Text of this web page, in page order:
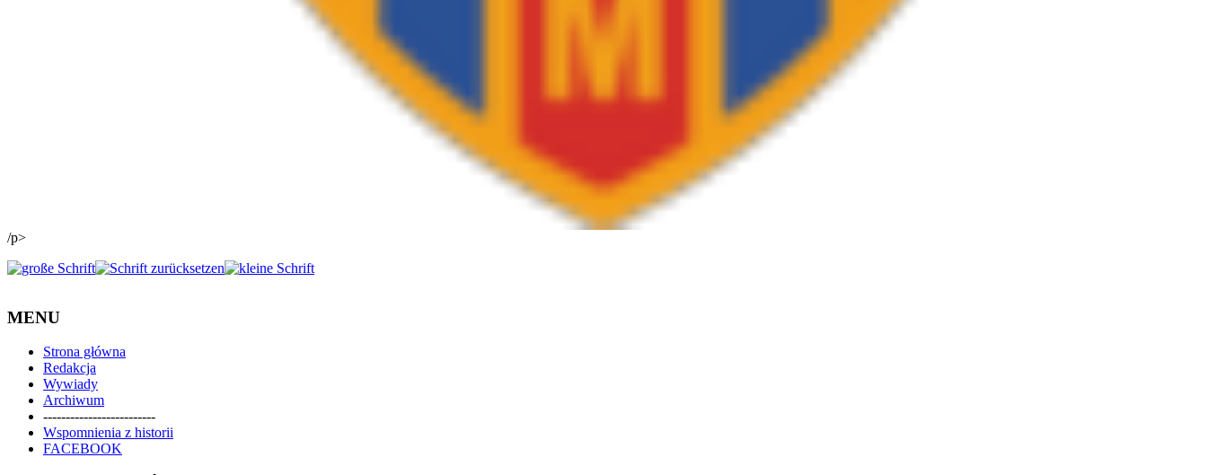
/p>
MENU
Strona główna
Redakcja
Wywiady
Archiwum
-------------------------
Wspomnienia z historii
FACEBOOK